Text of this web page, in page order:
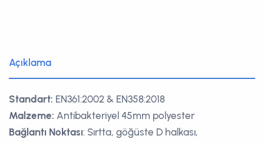
Açıklama
Standart: EN361:2002 & EN358:2018
Malzeme: Antibakteriyel 45mm polyester
Bağlantı Noktası: Sırtta, göğüste D halkası,